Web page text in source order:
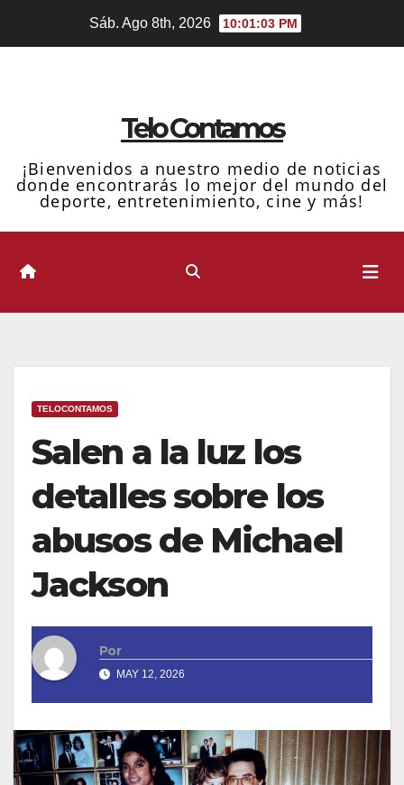
Sáb. Ago 8th, 2026 10:01:04 PM
Telo Contamos
¡Bienvenidos a nuestro medio de noticias
donde encontrarás lo mejor del mundo del
deporte, entretenimiento, cine y más!
TELOCONTAMOS
Salen a la luz los
detalles sobre los
abusos de Michael
Jackson
Por
MAY 12, 2026